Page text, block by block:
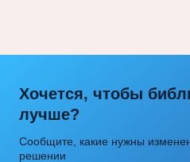
Хочется, чтобы
лучше?
Сообщите, какие нужны
решении